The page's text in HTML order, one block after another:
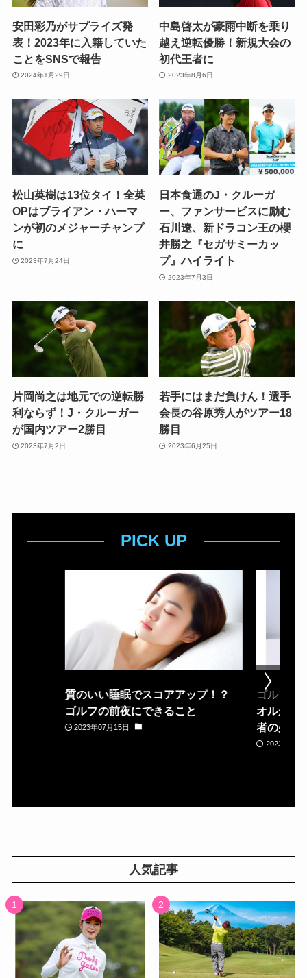
安田彩乃がサプライズ発
表！2023年に入籍していた
ことをSNSで報告
2024年1月29日
中島啓太が豪雨中断を乗り
越え逆転優勝！新規大会の
初代王者に
2023年8月6日
松山英樹は13位タイ！全英
OPはブライアン・ハーマ
ンが初のメジャーチャンプ
に
2023年7月24日
日本食通のJ・クルーガ
ー、ファンサービスに励む
石川遼、新ドラコン王の櫻
井勝之『セガサミーカッ
プ』ハイライト
2023年7月3日
片岡尚之は地元での逆転勝
利ならず！J・クルーガー
が国内ツアー2勝目
2023年7月2日
若手にはまだ負けん！選手
会長の谷原秀人がツアー18
勝目
2023年6月25日
PICK UP
質のいい睡眠でスコアアップ！？
ゴルフの前夜にできること
2023年07月15日
ゴルフ場
オルが置
者の疑問
2023年05月
人気記事